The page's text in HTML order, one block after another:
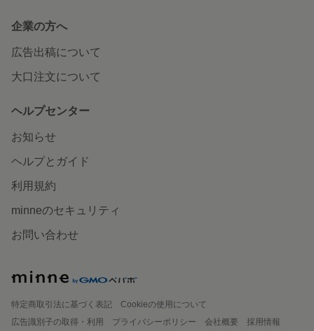
企業の方へ
広告出稿について
大口注文について
ヘルプセンター
お知らせ
ヘルプとガイド
利用規約
minneのセキュリティ
お問い合わせ
特定商取引法に基づく表記
Cookieの使用について
広告識別子の取得・利用
プライバシーポリシー 会社概要
採用情報